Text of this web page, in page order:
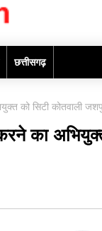
छत्तीसगढ़
को सिटी कोतवाली
करने का